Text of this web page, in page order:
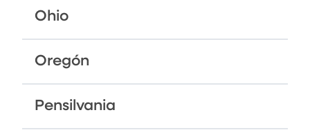
Ohio
Oregón
Pensilvania